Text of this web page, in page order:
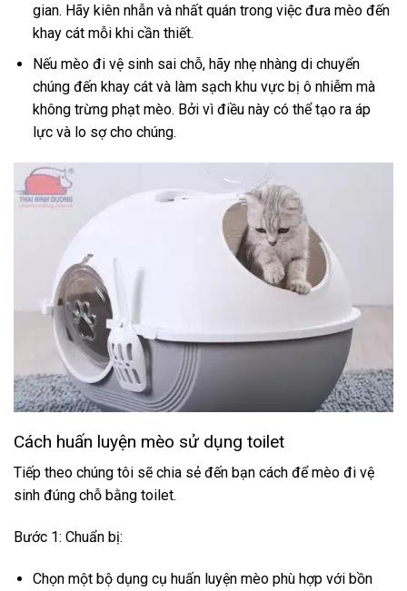
gian. Hãy kiên nhẫn và nhất quán trong việc đưa mèo đến
khay cát mỗi khi cần thiết.
Nếu mèo đi vệ sinh sai chỗ, hãy nhẹ nhàng di chuyển
chúng đến khay cát và làm sạch khu vực bị ô nhiễm mà
không trừng phạt mèo. Bởi vì điều này có thể tạo ra áp
lực và lo sợ cho chúng.
Cách huấn luyện mèo sử dụng toilet
Tiếp theo chúng tôi sẽ chia sẻ đến bạn cách để mèo đi vệ
sinh đúng chỗ bằng toilet.
Bước 1: Chuẩn bị:
Chọn một bộ dụng cụ huấn luyện mèo phù hợp với bồn